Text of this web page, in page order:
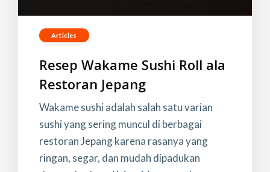
Articles
Resep Wakame Sushi Roll ala
Restoran Jepang
Wakame sushi adalah salah satu varian
sushi yang sering muncul di berbagai
restoran Jepang karena rasanya yang
ringan, segar, dan mudah dipadukan